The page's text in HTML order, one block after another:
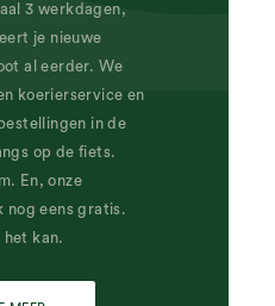
3 werkdagen,
je nieuwe
al eerder. We
koerierservice en
in de
op de fiets.
En, onze
nog eens gratis.
het kan.